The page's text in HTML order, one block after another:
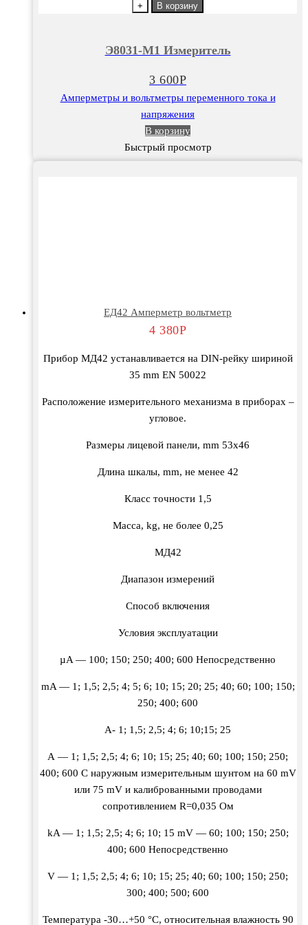
Измеритель
+ В корзину
Э8031-М1 Измеритель
3 600Р
Амперметры и вольтметры переменного тока и
напряжения
В корзину
Быстрый просмотр
ЕД42 Амперметр вольтметр
4 380Р
Прибор МД42 устанавливается на DIN-рейку шириной
35 mm EN 50022
Расположение измерительного механизма в приборах –
угловое.
Размеры лицевой панели, mm 53х46
Длина шкалы, mm, не менее 42
Класс точности 1,5
Масса, kg, не более 0,25
МД42
Диапазон измерений
Способ включения
Условия эксплуатации
µA — 100; 150; 250; 400; 600 Непосредственно
mA — 1; 1,5; 2,5; 4; 5; 6; 10; 15; 20; 25; 40; 60; 100; 150;
250; 400; 600
А- 1; 1,5; 2,5; 4; 6; 10;15; 25
А — 1; 1,5; 2,5; 4; 6; 10; 15; 25; 40; 60; 100; 150; 250;
400; 600 С наружным измерительным шунтом на 60 mV
или 75 mV и калиброванными проводами
сопротивлением R=0,035 Ом
kA — 1; 1,5; 2,5; 4; 6; 10; 15 mV — 60; 100; 150; 250;
400; 600 Непосредственно
V — 1; 1,5; 2,5; 4; 6; 10; 15; 25; 40; 60; 100; 150; 250;
300; 400; 500; 600
Температура -30…+50 °С, относительная влажность 90